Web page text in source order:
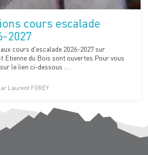
cours escalade
2027
cours d'escalade 2026-2027 sur
Etienne du Bois sont ouvertes.Pour vous
le lien ci-dessous :…
Laurent FOREY